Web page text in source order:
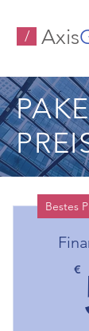
/ Axis
Bestes
€